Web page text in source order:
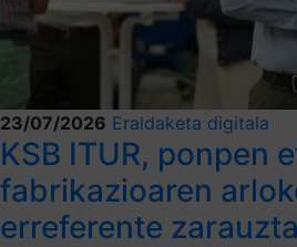
23/07/2026 Eraldaketa digitala
KSB ITUR, ponpen
fabrikazioaren
erreferente